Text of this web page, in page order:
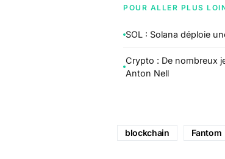
POUR ALLER PLUS
SOL : Solana déploie
Crypto : De nombreux
Anton Nell
blockchain Fantom